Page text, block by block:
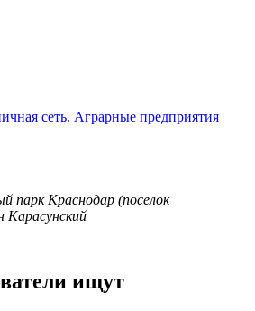
сеть. Аграрные предприятия
парк Краснодар (поселок
ищут